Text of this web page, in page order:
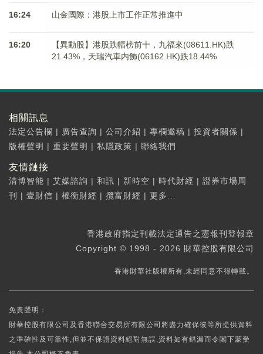
16:24 山金國際：港股上市工作正常推進中
16:20
【異動股】港股跌幅榜前十，九福來(08611.HK)跌
21.43%，天瑞汽車内飾(06162.HK)跌18.44%
相關訊息
法定公告欄 | 廣告查詢 | 公司介紹 | 專欄邀稿 | 投資者關係 |
版權聲明 | 重要聲明 | 私隱政策 | 聯絡我們
友情鏈接
清博智能 | 艾媒諮詢 | 和訊 | 新時空 | 時代財經 | 證券市場周
刊
| 壹財信 | 權衡財經 | 攬富財經 | 更多...
香港政府指定刊載法定通告之憲報刊登報章
Copyright © 1998 - 2026 財華控股有限公司
香港財華社版權所有,未經同意不得轉載。
免責聲明：
財華控股有限公司及香港聯合交易所有限公司將盡力確保彼等所提供資料
之準確性及可靠性,但並不保證資料絕對無誤,資料如有錯漏而令閣下蒙受